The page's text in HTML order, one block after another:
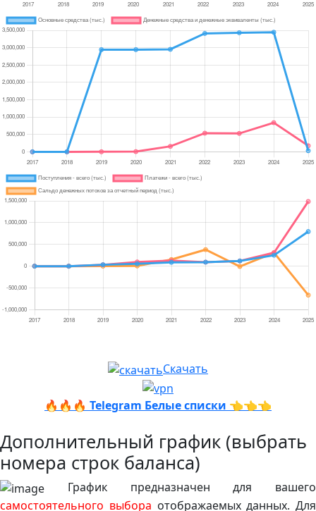
Скачать
🔥🔥🔥 Telegram Белые списки 👈👈👈
Дополнительный график (выбрать
номера строк баланса)
График предназначен для вашего
самостоятельного выбора отображаемых данных. Для